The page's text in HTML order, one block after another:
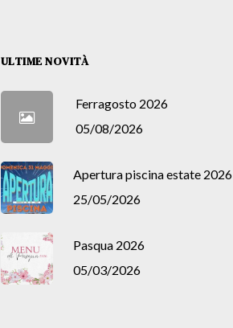
ULTIME NOVITÀ
Ferragosto 2026
05/08/2026
Apertura piscina estate 2026
25/05/2026
Pasqua 2026
05/03/2026